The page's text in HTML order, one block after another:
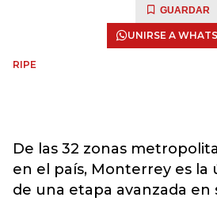
GUARDAR
UNIRSE A
RIPE
De las 32 zonas
en el país, Monterrey es la
de una etapa avanzada en